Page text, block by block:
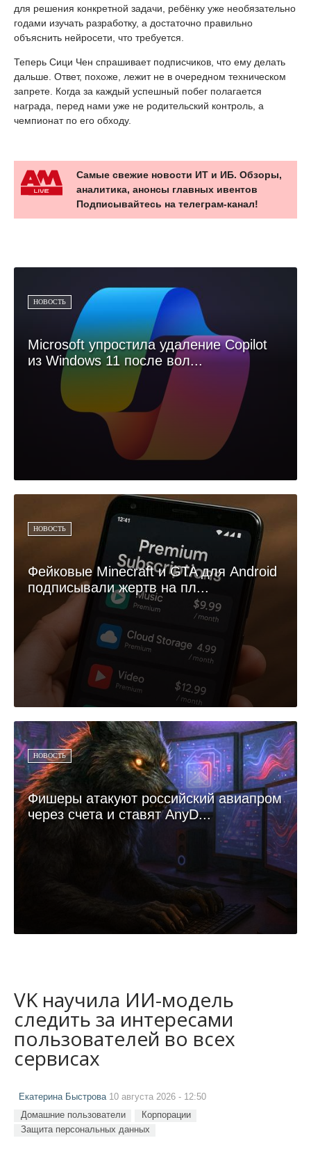
для решения конкретной задачи, ребёнку уже необязательно
годами изучать разработку, а достаточно правильно
объяснить нейросети, что требуется.
Теперь Сици Чен спрашивает подписчиков, что ему делать
дальше. Ответ, похоже, лежит не в очередном техническом
запрете. Когда за каждый успешный побег полагается
награда, перед нами уже не родительский контроль, а
чемпионат по его обходу.
Самые свежие новости ИТ и ИБ. Обзоры,
аналитика, анонсы главных ивентов
Подписывайтесь на телеграм-канал!
НОВОСТЬ
Microsoft упростила удаление Copilot
из Windows 11 после вол...
НОВОСТЬ
Фейковые Minecraft и GTA для Android
подписывали жертв на пл...
НОВОСТЬ
Фишеры атакуют российский авиапром
через счета и ставят AnyD...
VK научила ИИ-модель
следить за интересами
пользователей во всех
сервисах
Екатерина Быстрова 10 августа 2026 - 12:50
Домашние пользователи
Корпорации
Защита персональных данных